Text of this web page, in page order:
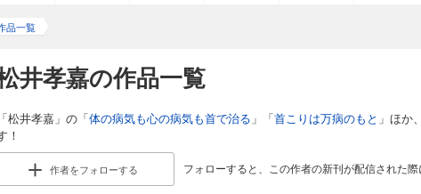
品一覧
井孝嘉の作品一覧
「松井孝嘉」の「体の病気も心の病気も首で治る 」「首こりは万病のもと 」ほか
！
作者をフォローする フォローすると、この作者の新刊が配信された際